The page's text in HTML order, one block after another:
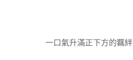
一口氣升滿正下方的羈絆